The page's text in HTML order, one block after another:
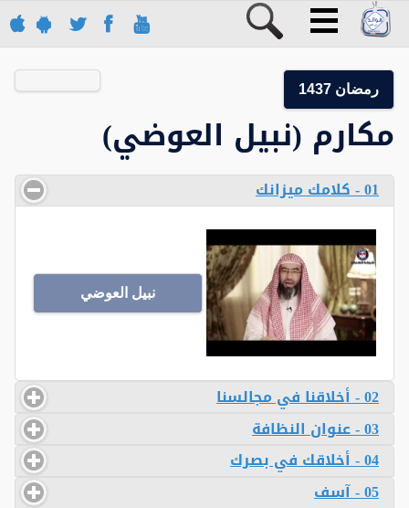
رمضان 1437
مكارم (نبيل العوضي)
01 - كلامك ميزانك
نبيل العوضي
02 - أخلاقنا في مجالسنا
03 - عنوان النظافة
04 - أخلاقك في بصرك
05 - آسف